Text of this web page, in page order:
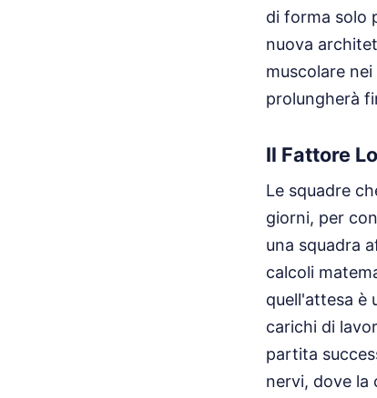
di forma solo
nuova
muscolare
prolungherà
Il Fattore
Le squadre
giorni, per
una squadra
calcoli
quell'attesa è
carichi di
partita
nervi, dove la